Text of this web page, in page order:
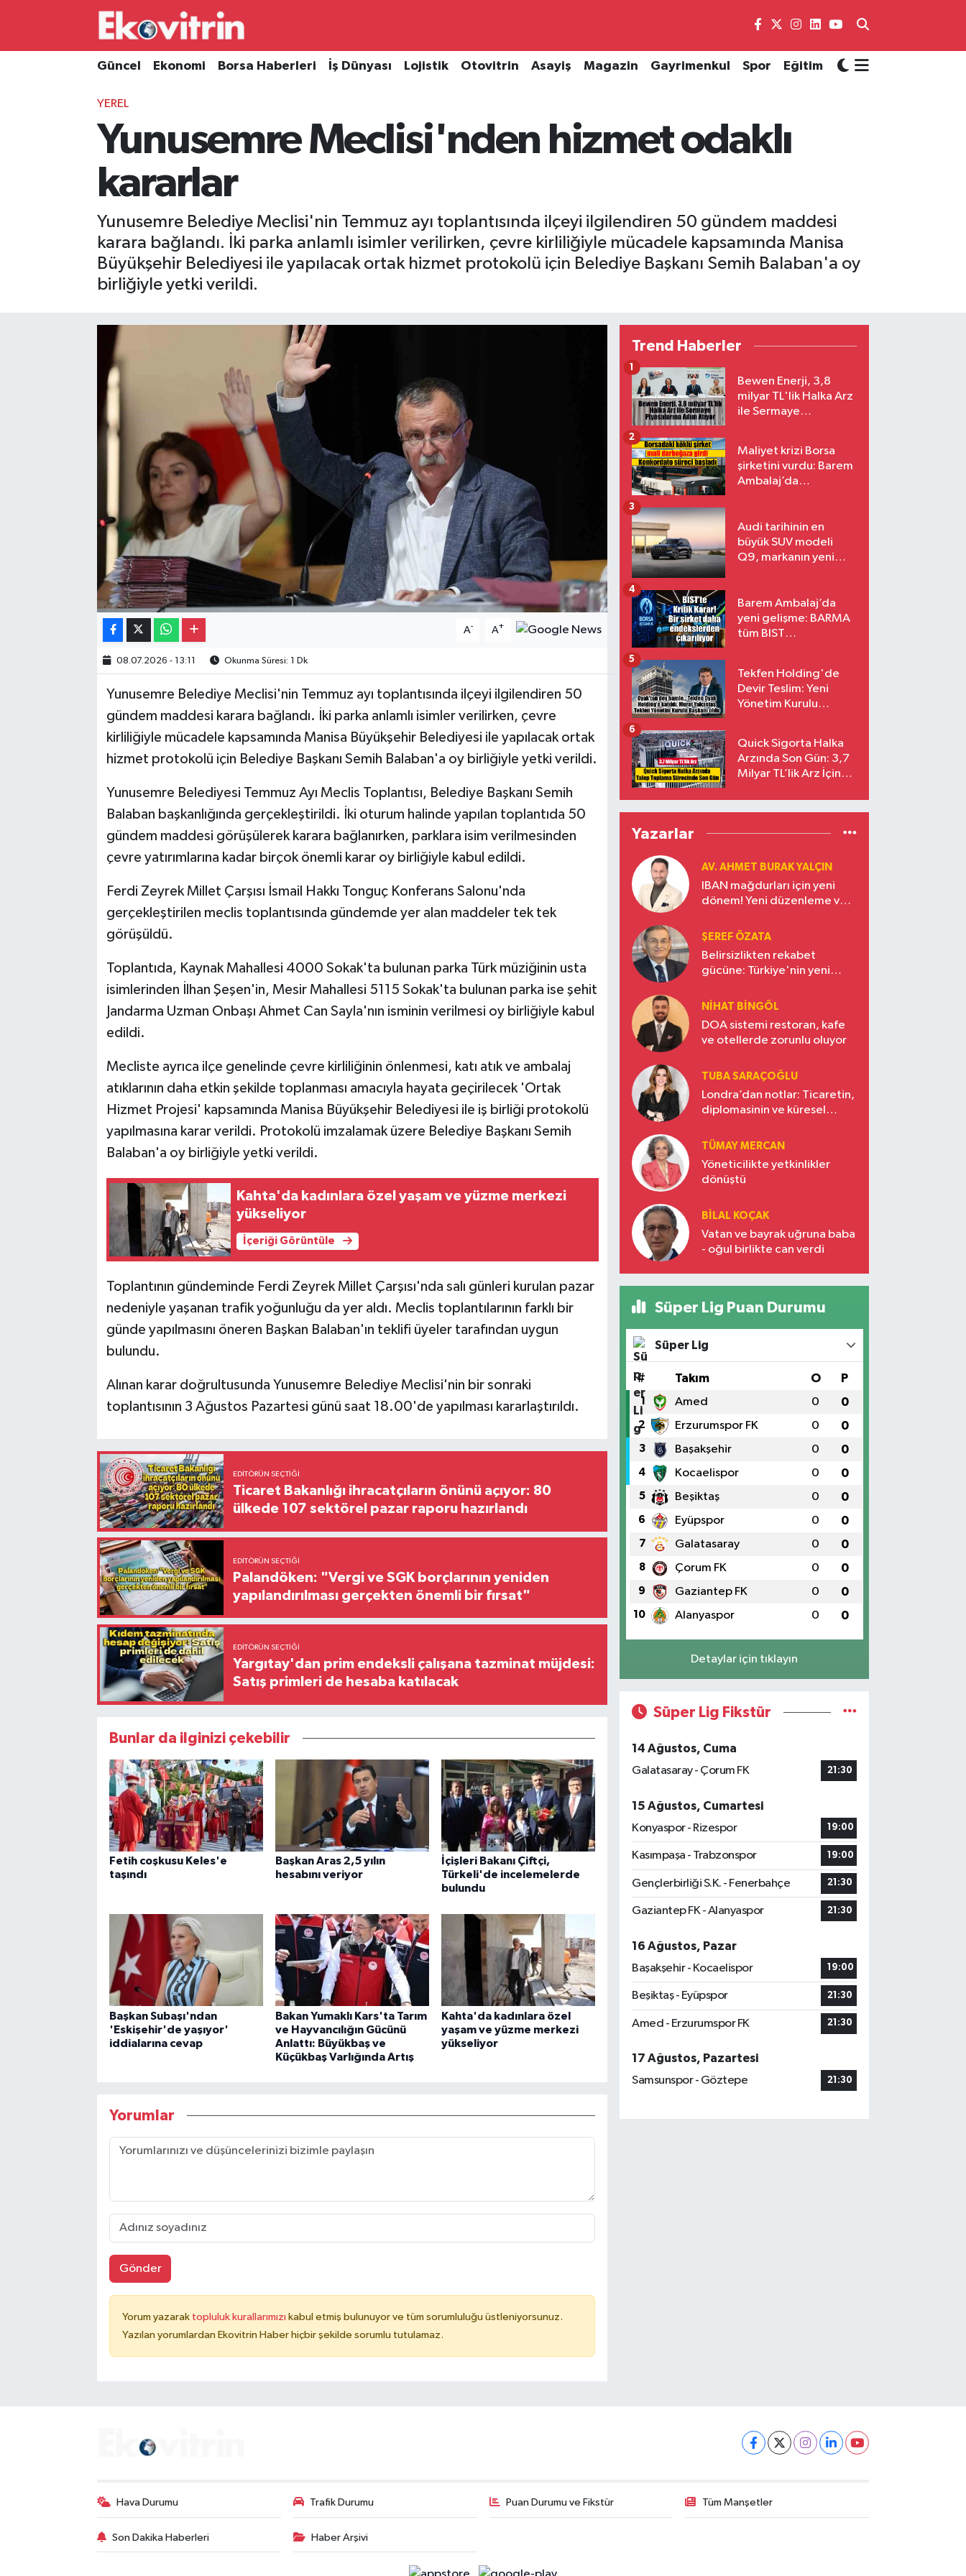
Güncel Ekonomi Borsa Haberleri İş Dünyası Lojistik Otovitrin Asayiş Magazin Gayrimenkul Spor Eğitim
YEREL
Yunusemre Meclisi'nden hizmet odaklı
kararlar
Yunusemre Belediye Meclisi'nin Temmuz ayı toplantısında ilçeyi ilgilendiren 50 gündem maddesi
karara bağlandı. İki parka anlamlı isimler verilirken, çevre kirliliğiyle mücadele kapsamında Manisa
Büyükşehir Belediyesi ile yapılacak ortak hizmet protokolü için Belediye Başkanı Semih Balaban'a oy
birliğiyle yetki verildi.
A- A+
08.07.2026 - 13:11 Okunma Süresi: 1 Dk
Yunusemre Belediye Meclisi'nin Temmuz ayı toplantısında ilçeyi ilgilendiren 50
gündem maddesi karara bağlandı. İki parka anlamlı isimler verilirken, çevre
kirliliğiyle mücadele kapsamında Manisa Büyükşehir Belediyesi ile yapılacak ortak
hizmet protokolü için Belediye Başkanı Semih Balaban'a oy birliğiyle yetki verildi.
Yunusemre Belediyesi Temmuz Ayı Meclis Toplantısı, Belediye Başkanı Semih
Balaban başkanlığında gerçekleştirildi. İki oturum halinde yapılan toplantıda 50
gündem maddesi görüşülerek karara bağlanırken, parklara isim verilmesinden
çevre yatırımlarına kadar birçok önemli karar oy birliğiyle kabul edildi.
Ferdi Zeyrek Millet Çarşısı İsmail Hakkı Tonguç Konferans Salonu'nda
gerçekleştirilen meclis toplantısında gündemde yer alan maddeler tek tek
görüşüldü.
Toplantıda, Kaynak Mahallesi 4000 Sokak'ta bulunan parka Türk müziğinin usta
isimlerinden İlhan Şeşen'in, Mesir Mahallesi 5115 Sokak'ta bulunan parka ise şehit
Jandarma Uzman Onbaşı Ahmet Can Sayla'nın isminin verilmesi oy birliğiyle kabul
edildi.
Mecliste ayrıca ilçe genelinde çevre kirliliğinin önlenmesi, katı atık ve ambalaj
atıklarının daha etkin şekilde toplanması amacıyla hayata geçirilecek 'Ortak
Hizmet Projesi' kapsamında Manisa Büyükşehir Belediyesi ile iş birliği protokolü
yapılmasına karar verildi. Protokolü imzalamak üzere Belediye Başkanı Semih
Balaban'a oy birliğiyle yetki verildi.
Kahta'da kadınlara özel yaşam ve yüzme merkezi
yükseliyor
İçeriği Görüntüle
Toplantının gündeminde Ferdi Zeyrek Millet Çarşısı'nda salı günleri kurulan pazar
nedeniyle yaşanan trafik yoğunluğu da yer aldı. Meclis toplantılarının farklı bir
günde yapılmasını öneren Başkan Balaban'ın teklifi üyeler tarafından uygun
bulundu.
Alınan karar doğrultusunda Yunusemre Belediye Meclisi'nin bir sonraki
toplantısının 3 Ağustos Pazartesi günü saat 18.00'de yapılması kararlaştırıldı.
EDITÖRÜN SEÇTIĞI
Ticaret Bakanlığı ihracatçıların önünü açıyor: 80
ülkede 107 sektörel pazar raporu hazırlandı
EDITÖRÜN SEÇTIĞI
Palandöken: "Vergi ve SGK borçlarının yeniden
yapılandırılması gerçekten önemli bir fırsat"
EDITÖRÜN SEÇTIĞI
Yargıtay'dan prim endeksli çalışana tazminat müjdesi:
Satış primleri de hesaba katılacak
Bunlar da ilginizi çekebilir
Fetih coşkusu Keles'e
taşındı
Başkan Aras 2,5 yılın
hesabını veriyor
İçişleri Bakanı Çiftçi,
Türkeli'de incelemelerde
bulundu
Başkan Subaşı'ndan
'Eskişehir'de yaşıyor'
iddialarına cevap
Bakan Yumaklı Kars'ta Tarım
ve Hayvancılığın Gücünü
Anlattı: Büyükbaş ve
Küçükbaş Varlığında Artış
Kahta'da kadınlara özel
yaşam ve yüzme merkezi
yükseliyor
Yorumlar
Gönder
Yorum yazarak topluluk kurallarımızı kabul etmiş bulunuyor ve tüm sorumluluğu üstleniyorsunuz.
Yazılan yorumlardan Ekovitrin Haber hiçbir şekilde sorumlu tutulamaz.
Trend Haberler
Bewen Enerji, 3,8
milyar TL'lik Halka Arz
ile Sermaye
1
Maliyet krizi Borsa
şirketini vurdu: Barem
Ambalaj’da
2
Audi tarihinin en
büyük SUV modeli
Q9, markanın yeni
3
Barem Ambalaj’da
yeni gelişme: BARMA
tüm BIST
4
Tekfen Holding'de
Devir Teslim: Yeni
Yönetim Kurulu
5
Quick Sigorta Halka
Arzında Son Gün: 3,7
Milyar TL’lik Arz İçin
Eriyor
6
Yazarlar
AV. AHMET BURAK YALÇIN
IBAN mağdurları için yeni
dönem! Yeni düzenleme ve
ŞEREF ÖZATA
Belirsizlikten rekabet
gücüne: Türkiye'nin yeni
NIHAT BINGÖL
DOA sistemi restoran, kafe
ve otellerde zorunlu oluyor
TUBA SARAÇOĞLU
Londra’dan notlar: Ticaretin,
diplomasinin ve küresel
Türkiye’nin yükselen gücü
TÜMAY MERCAN
Yöneticilikte yetkinlikler
dönüştü
BILAL KOÇAK
Vatan ve bayrak uğruna baba
- oğul birlikte can verdi
Süper Lig Puan Durumu
Süper Lig
# Takım O P
1 Amed 0 0
2 Erzurumspor FK 0 0
3 Başakşehir 0 0
4 Kocaelispor 0 0
5 Beşiktaş 0 0
6 Eyüpspor 0 0
7 Galatasaray 0 0
8 Çorum FK 0 0
9 Gaziantep FK 0 0
10 Alanyaspor 0 0
Detaylar için tıklayın
Süper Lig Fikstür
14 Ağustos, Cuma
Galatasaray - Çorum FK
21:30
15 Ağustos, Cumartesi
Konyaspor - Rizespor
19:00
Kasımpaşa - Trabzonspor 19:00
Gençlerbirliği S.K. - Fenerbahçe 21:30
Gaziantep FK - Alanyaspor 21:30
16 Ağustos, Pazar
Başakşehir - Kocaelispor
19:00
Beşiktaş - Eyüpspor 21:30
Amed - Erzurumspor FK 21:30
17 Ağustos, Pazartesi
Samsunspor - Göztepe
21:30
Hava Durumu Trafik Durumu Puan Durumu ve Fikstür Tüm Manşetler
Son Dakika Haberleri Haber Arşivi
Güncel
Borsa Haberleri
Gayrimenkul
Hava Durumu
Süper Lig Puan Durumu ve Fikstür
Tüm Manşetler
Son Dakika Haberleri
Haber Arşivi